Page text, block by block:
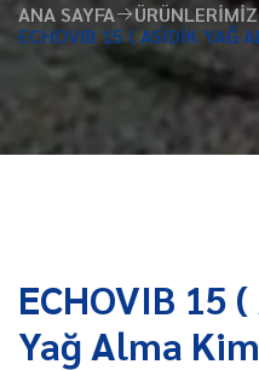
ANA SAYFA
ÜRÜNLERIMIZ
ECHOVIB 15 ( ASIDIK YAĞ
ECHOVIB 15
Yağ Alma